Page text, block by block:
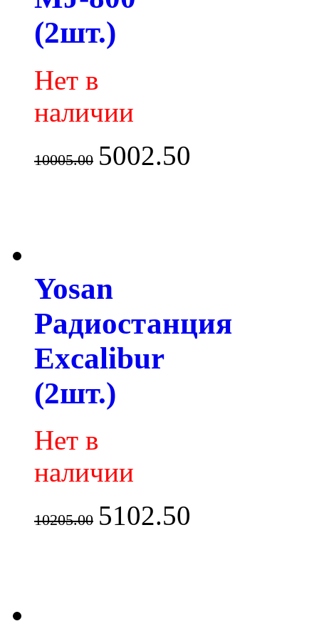
(2шт.)
Нет в
наличии
10005.00 5002.50
Yosan
Радиостанция
Excalibur
(2шт.)
Нет в
наличии
10205.00 5102.50